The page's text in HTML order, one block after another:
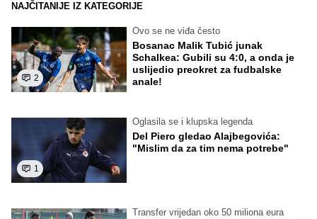
NAJČITANIJE IZ KATEGORIJE
2
Ovo se ne viđa često
Bosanac Malik Tubić junak
Schalkea: Gubili su 4:0, a onda je
uslijedio preokret za fudbalske
anale!
1
Oglasila se i klupska legenda
Del Piero gledao Alajbegovića:
"Mislim da za tim nema potrebe"
Transfer vrijedan oko 50 miliona eura